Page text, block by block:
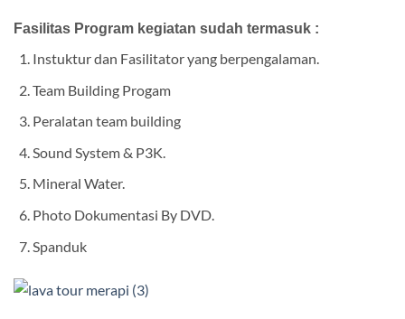
Fasilitas Program kegiatan sudah termasuk :
Instuktur dan Fasilitator yang berpengalaman.
Team Building Progam
Peralatan team building
Sound System & P3K.
Mineral Water.
Photo Dokumentasi By DVD.
Spanduk